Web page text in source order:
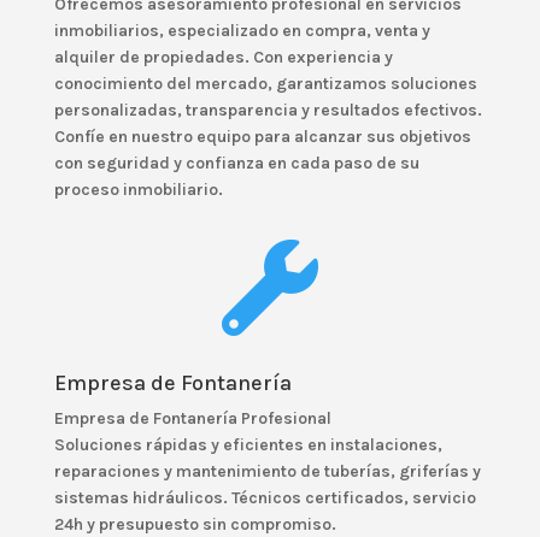
Ofrecemos asesoramiento profesional en servicios
inmobiliarios, especializado en compra, venta y
alquiler de propiedades. Con experiencia y
conocimiento del mercado, garantizamos soluciones
personalizadas, transparencia y resultados efectivos.
Confíe en nuestro equipo para alcanzar sus objetivos
con seguridad y confianza en cada paso de su
proceso inmobiliario.

Empresa de Fontanería
Empresa de Fontanería Profesional
Soluciones rápidas y eficientes en instalaciones,
reparaciones y mantenimiento de tuberías, griferías y
sistemas hidráulicos. Técnicos certificados, servicio
24h y presupuesto sin compromiso.